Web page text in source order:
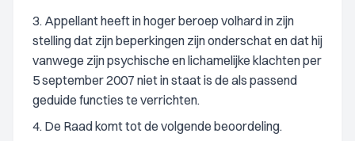
3. Appellant heeft in hoger beroep volhard in zijn
stelling dat zijn beperkingen zijn onderschat en dat hij
vanwege zijn psychische en lichamelijke klachten per
5 september 2007 niet in staat is de als passend
geduide functies te verrichten.
4. De Raad komt tot de volgende beoordeling.